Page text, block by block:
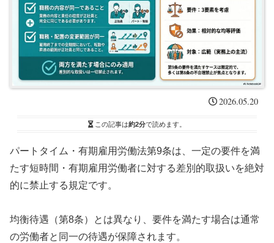
2026.05.20
この記事は約2分で読めます。
パートタイム・有期雇用労働法第9条は、一定の要件を満
たす短時間・有期雇用労働者に対する差別的取扱いを絶対
的に禁止する規定です。
均衡待遇（第8条）とは異なり、要件を満たす場合は通常
の労働者と同一の待遇が保障されます。